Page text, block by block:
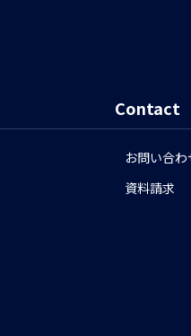
Contact
お問い合わ
資料請求